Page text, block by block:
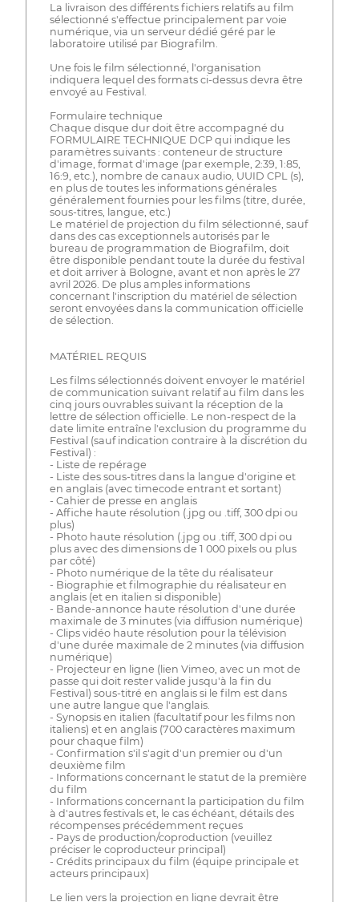
La livraison des différents fichiers relatifs au film
sélectionné s'effectue principalement par voie
numérique, via un serveur dédié géré par le
laboratoire utilisé par Biografilm.
Une fois le film sélectionné, l'organisation
indiquera lequel des formats ci-dessus devra être
envoyé au Festival.
Formulaire technique
Chaque disque dur doit être accompagné du
FORMULAIRE TECHNIQUE DCP qui indique les
paramètres suivants : conteneur de structure
d'image, format d'image (par exemple, 2:39, 1:85,
16:9, etc.), nombre de canaux audio, UUID CPL (s),
en plus de toutes les informations générales
généralement fournies pour les films (titre, durée,
sous-titres, langue, etc.)
Le matériel de projection du film sélectionné, sauf
dans des cas exceptionnels autorisés par le
bureau de programmation de Biografilm, doit
être disponible pendant toute la durée du festival
et doit arriver à Bologne, avant et non après le 27
avril 2026. De plus amples informations
concernant l'inscription du matériel de sélection
seront envoyées dans la communication officielle
de sélection.
MATÉRIEL REQUIS
Les films sélectionnés doivent envoyer le matériel
de communication suivant relatif au film dans les
cinq jours ouvrables suivant la réception de la
lettre de sélection officielle. Le non-respect de la
date limite entraîne l'exclusion du programme du
Festival (sauf indication contraire à la discrétion du
Festival) :
- Liste de repérage
- Liste des sous-titres dans la langue d'origine et
en anglais (avec timecode entrant et sortant)
- Cahier de presse en anglais
- Affiche haute résolution (.jpg ou .tiff, 300 dpi ou
plus)
- Photo haute résolution (.jpg ou .tiff, 300 dpi ou
plus avec des dimensions de 1 000 pixels ou plus
par côté)
- Photo numérique de la tête du réalisateur
- Biographie et filmographie du réalisateur en
anglais (et en italien si disponible)
- Bande-annonce haute résolution d'une durée
maximale de 3 minutes (via diffusion numérique)
- Clips vidéo haute résolution pour la télévision
d'une durée maximale de 2 minutes (via diffusion
numérique)
- Projecteur en ligne (lien Vimeo, avec un mot de
passe qui doit rester valide jusqu'à la fin du
Festival) sous-titré en anglais si le film est dans
une autre langue que l'anglais.
- Synopsis en italien (facultatif pour les films non
italiens) et en anglais (700 caractères maximum
pour chaque film)
- Confirmation s'il s'agit d'un premier ou d'un
deuxième film
- Informations concernant le statut de la première
du film
- Informations concernant la participation du film
à d'autres festivals et, le cas échéant, détails des
récompenses précédemment reçues
- Pays de production/coproduction (veuillez
préciser le coproducteur principal)
- Crédits principaux du film (équipe principale et
acteurs principaux)
Le lien vers la projection en ligne devrait être